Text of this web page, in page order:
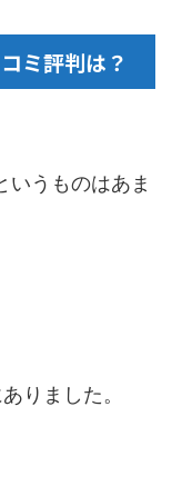
ミ評判は？
いうものはあま
りました。